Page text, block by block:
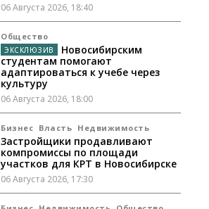
06 Августа 2026, 18:40
Общество
Новосибирским
студентам помогают
адаптироваться к учебе через
культуру
06 Августа 2026, 18:00
Бизнес Власть Недвижимость
Застройщики продавливают
компромиссы по площади
участков для КРТ в Новосибирске
06 Августа 2026, 17:30